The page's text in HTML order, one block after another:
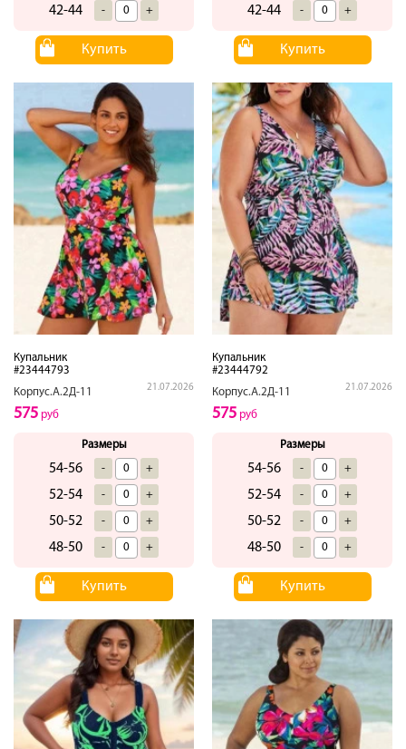
42-44 - +
Купить
42-44 - +
Купить
Купальник
#23444793
Корпус.А.2Д-11
21.07.2026
575 руб
Размеры
54-56 - +
52-54 - +
50-52 - +
48-50 - +
Купить
Купальник
#23444792
Корпус.А.2Д-11
21.07.2026
575 руб
Размеры
54-56 - +
52-54 - +
50-52 - +
48-50 - +
Купить